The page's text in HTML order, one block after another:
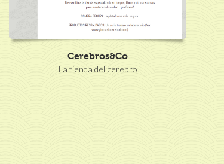
Cerebros&Co
La tienda del cerebro